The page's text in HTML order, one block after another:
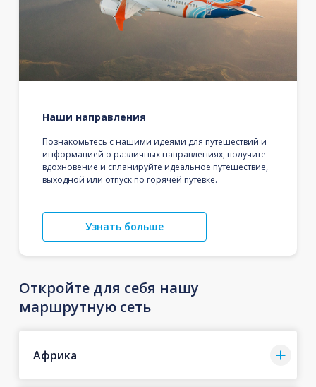
Наши направления
Познакомьтесь с нашими идеями для путешествий и
информацией о различных направлениях, получите
вдохновение и спланируйте идеальное путешествие,
выходной или отпуск по горячей путевке.
Узнать больше
Откройте для себя нашу
маршрутную сеть
Африка